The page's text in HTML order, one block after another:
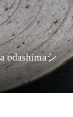
odashimaシ